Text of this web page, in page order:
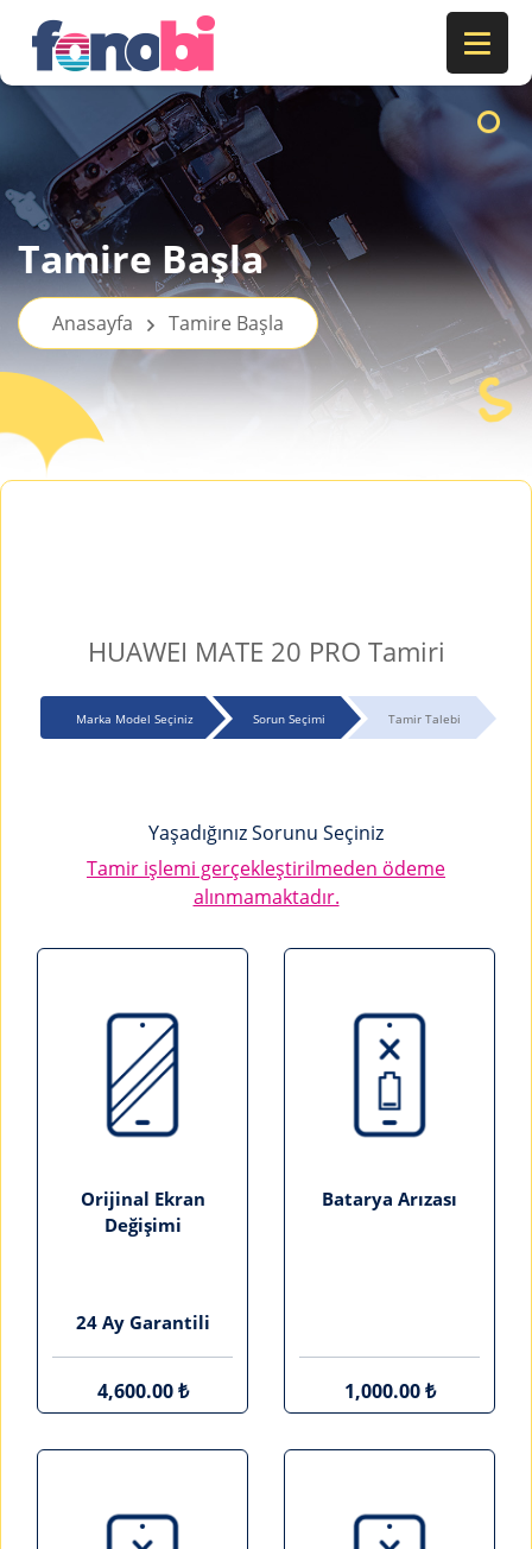
Tamire Başla
Anasayfa Tamire Başla
HUAWEI MATE 20 PRO Tamiri
Marka Model Seçiniz Sorun Seçimi Tamir Talebi
Yaşadığınız Sorunu Seçiniz
Tamir işlemi gerçekleştirilmeden ödeme
alınmamaktadır.
Orijinal Ekran
Değişimi
24 Ay Garantili
4,600.00 ₺
Batarya Arızası
1,000.00 ₺